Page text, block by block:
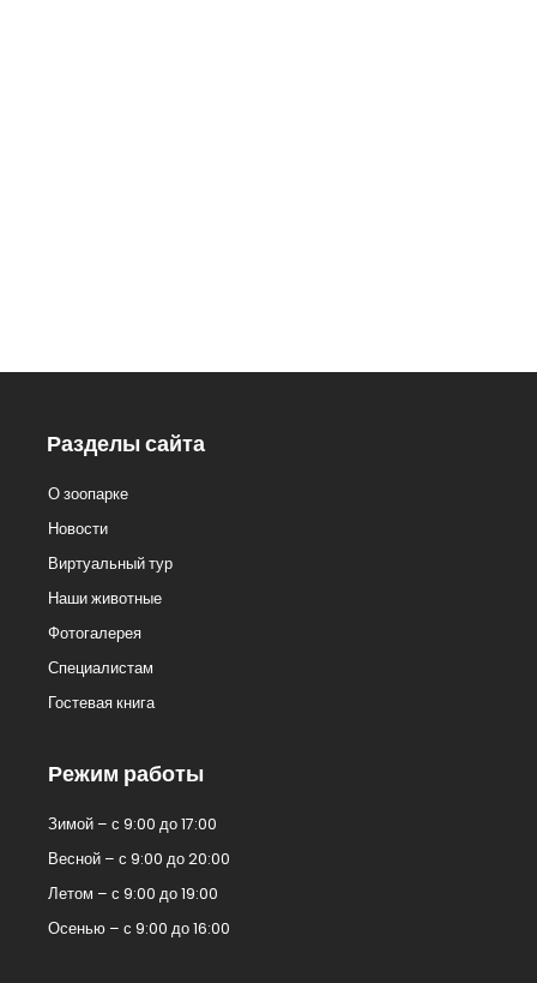
Разделы сайта
О зоопарке
Новости
Виртуальный тур
Наши животные
Фотогалерея
Специалистам
Гостевая книга
Режим работы
Зимой – с 9:00 до 17:00
Весной – с 9:00 до 20:00
Летом – с 9:00 до 19:00
Осенью – с 9:00 до 16:00